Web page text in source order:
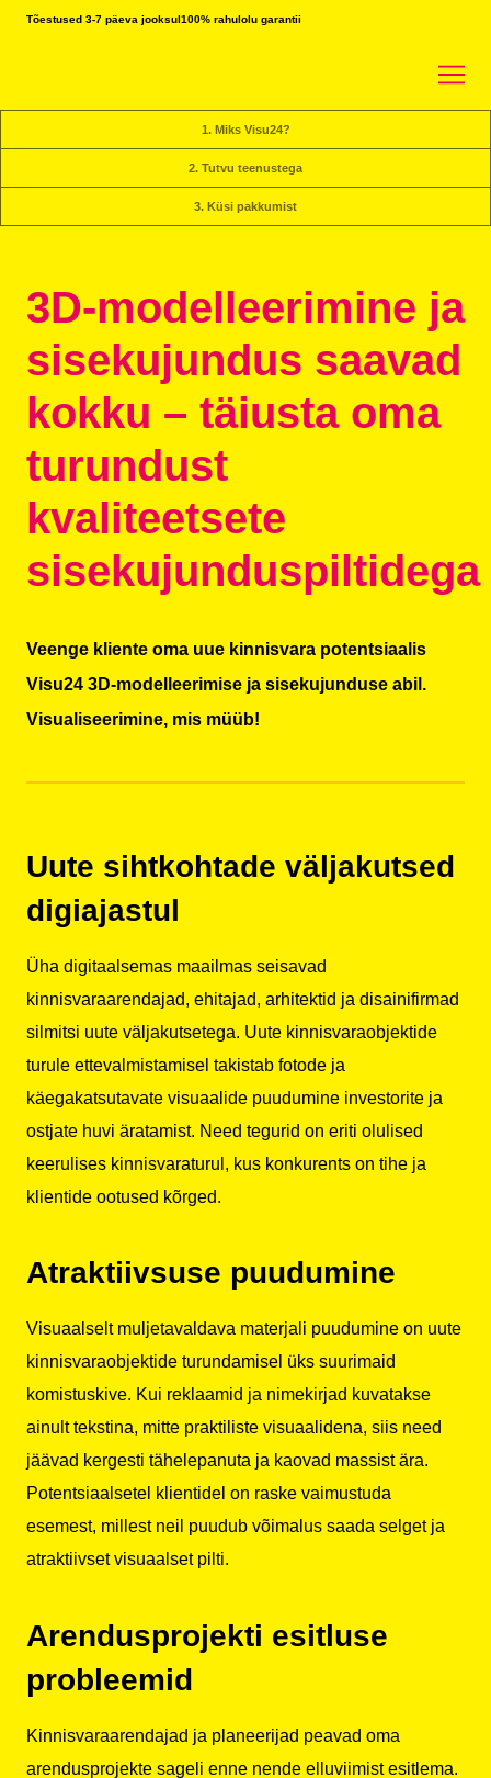
Tõestused 3-7 päeva jooksul100% rahulolu garantii
1. Miks Visu24?
2. Tutvu teenustega
3. Küsi pakkumist
3D-modelleerimine ja
sisekujundus saavad
kokku – täiusta oma
turundust
kvaliteetsete
sisekujunduspiltidega
Veenge kliente oma uue kinnisvara potentsiaalis
Visu24 3D-modelleerimise ja sisekujunduse abil.
Visualiseerimine, mis müüb!
Uute sihtkohtade väljakutsed
digiajastul
Üha digitaalsemas maailmas seisavad
kinnisvaraarendajad, ehitajad, arhitektid ja disainifirmad
silmitsi uute väljakutsetega. Uute kinnisvaraobjektide
turule ettevalmistamisel takistab fotode ja
käegakatsutavate visuaalide puudumine investorite ja
ostjate huvi äratamist. Need tegurid on eriti olulised
keerulises kinnisvaraturul, kus konkurents on tihe ja
klientide ootused kõrged.
Atraktiivsuse puudumine
Visuaalselt muljetavaldava materjali puudumine on uute
kinnisvaraobjektide turundamisel üks suurimaid
komistuskive. Kui reklaamid ja nimekirjad kuvatakse
ainult tekstina, mitte praktiliste visuaalidena, siis need
jäävad kergesti tähelepanuta ja kaovad massist ära.
Potentsiaalsetel klientidel on raske vaimustuda
esemest, millest neil puudub võimalus saada selget ja
atraktiivset visuaalset pilti.
Arendusprojekti esitluse
probleemid
Kinnisvaraarendajad ja planeerijad peavad oma
arendusprojekte sageli enne nende elluviimist esitlema.